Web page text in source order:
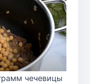
чечевицы